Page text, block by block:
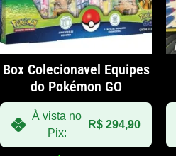
Box Colecionavel Equipes
do Pokémon GO
À vista no
Pix:
R$ 294,90